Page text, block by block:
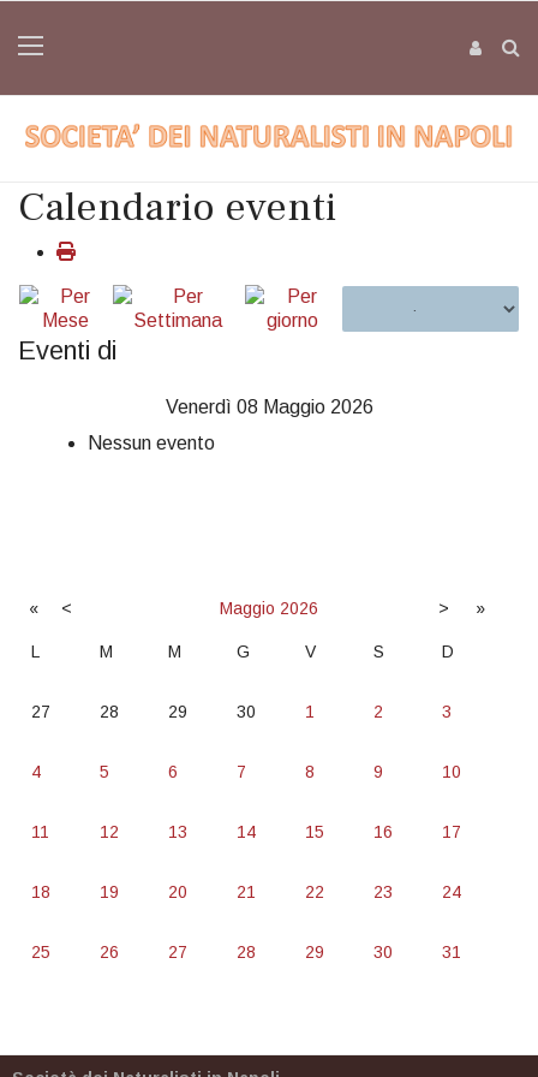
Calendario eventi
Eventi di
Venerdì 08 Maggio 2026
Nessun evento
« < Maggio 2026 > »
L M M G V S D
27 28 29 30 1 2 3
4 5 6 7 8 9 10
11 12 13 14 15 16 17
18 19 20 21 22 23 24
25 26 27 28 29 30 31